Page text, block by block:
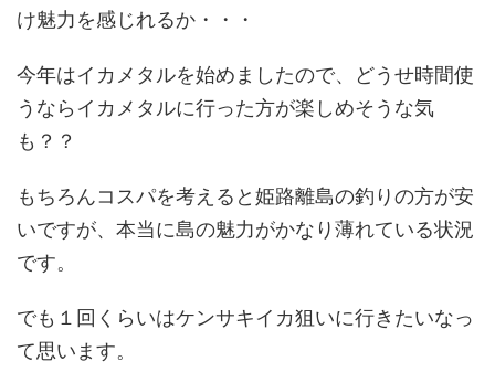
け魅力を感じれるか・・・
今年はイカメタルを始めましたので、どうせ時間使
うならイカメタルに行った方が楽しめそうな気
も？？
もちろんコスパを考えると姫路離島の釣りの方が安
いですが、本当に島の魅力がかなり薄れている状況
です。
でも１回くらいはケンサキイカ狙いに行きたいなっ
て思います。